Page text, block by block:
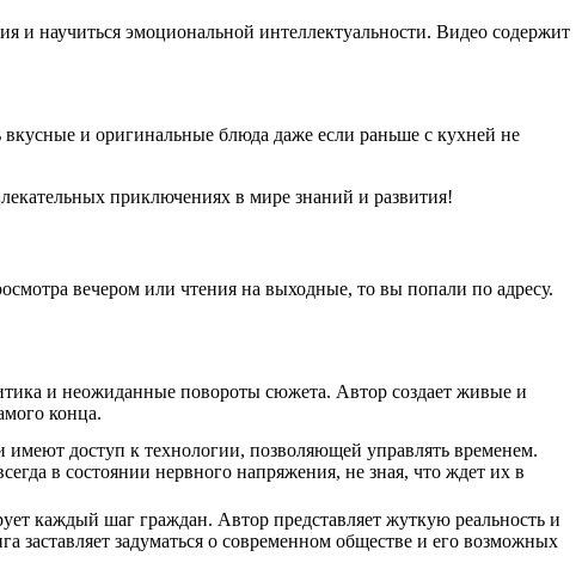
и научиться эмоциональной интеллектуальности. Видео содержит
и оригинальные блюда даже если раньше с кухней не
приключениях в мире знаний и развития!
вечером или чтения на выходные, то вы попали по адресу.
и неожиданные повороты сюжета. Автор создает живые и
конца.
доступ к технологии, позволяющей управлять временем.
в состоянии нервного напряжения, не зная, что ждет их в
каждый шаг граждан. Автор представляет жуткую реальность и
заставляет задуматься о современном обществе и его возможных